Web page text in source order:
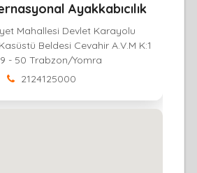
Ayakkabıcılık
Mahallesi Devlet Karayolu
Beldesi Cevahir A.V.M K:1
- 50 Trabzon/Yomra
2124125000